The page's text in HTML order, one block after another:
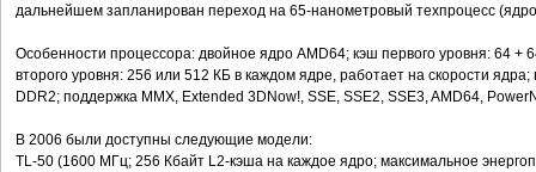
дальнейшем запланирован переход на 65-нанометровый техпроцесс
Особенности процессора: двойное ядро AMD64; кэш первого уровня: 64 +
второго уровня: 256 или 512 КБ в каждом ядре, работает на скорости
DDR2; поддержка MMX, Extended 3DNow!, SSE, SSE2, SSE3, AMD64,
В 2006 были доступны следующие модели:
TL-50 (1600 МГц; 256 Кбайт L2-кэша на каждое ядро; максимальное